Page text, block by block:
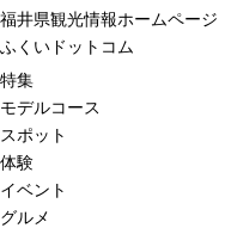
福井県観光情報ホームページ
ふくいドットコム
特集
モデルコース
スポット
体験
イベント
グルメ